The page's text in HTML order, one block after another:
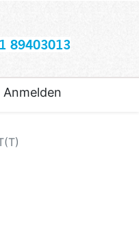
89403013
Anmelden